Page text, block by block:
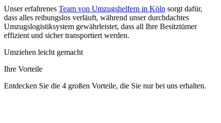
Unser erfahrenes Team von Umzugshelfern in Köln sorgt dafür,
dass alles reibungslos verläuft, während unser durchdachtes
Umzugslogistiksystem gewährleistet, dass all Ihre Besitztümer
effizient und sicher transportiert werden.
Umziehen leicht gemacht
Ihre Vorteile
Entdecken Sie die 4 großen Vorteile, die Sie nur bei uns erhalten.